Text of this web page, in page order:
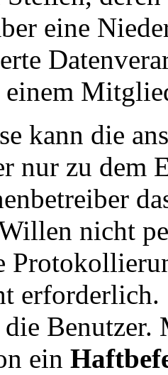
eine
kann die
nur zu dem
nicht
Benutzer.
ein